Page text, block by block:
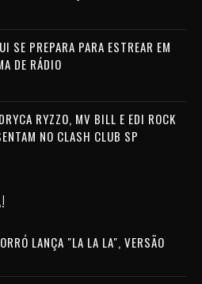
SE PREPARA PARA ESTREAR EM
DE RÁDIO
RYZZO, MV BILL E EDI ROCK
NO CLASH CLUB SP
LANÇA "LA LA LA", VERSÃO